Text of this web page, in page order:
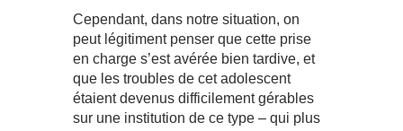
Cependant, dans notre situation, on
peut légitiment penser que cette prise
en charge s’est avérée bien tardive, et
que les troubles de cet adolescent
étaient devenus difficilement gérables
sur une institution de ce type – qui plus